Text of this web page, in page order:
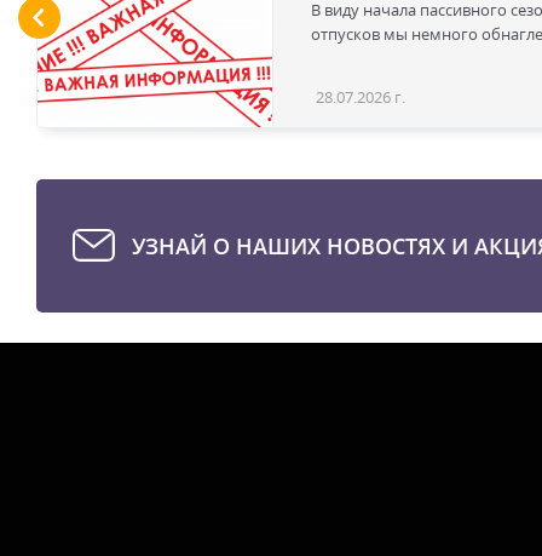
В виду начала пассивного
отпусков мы немного
28.07.2026 г.
УЗНАЙ О НАШИХ НОВОСТЯХ И